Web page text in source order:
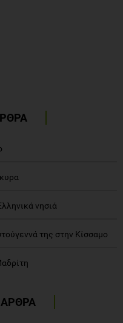
νησιά
της στην Κίσσαμο